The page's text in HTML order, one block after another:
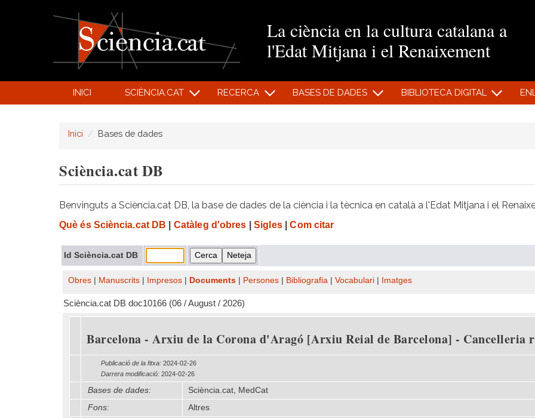
La ciència en la cultura catalana a
l'Edat Mitjana i el Renaixement
INICI SCIÈNCIA.CAT RECERCA BASES DE DADES BIBLIOTECA DIGITAL
Inici Bases de dades
Sciència.cat DB
Benvinguts a Sciència.cat DB, la base de dades de la ciència i la tècnica en català a l'Edat Mitjana i el
Què és Sciència.cat DB Catàleg d'obres Sigles| Com citar
Id Sciència.cat DB
Obres Manuscrits Impresos Documents Persones Bibliografia Vocabulari Imatges
Sciència.cat DB doc10166 (06 / August / 2026)
Barcelona - Arxiu de la Corona d'Aragó [Arxiu Reial de Barcelona] - Cancelleria
Publicació de la fitxa: 2024-02-26
Darrera modificació: 2024-02-26
Bases de dades:
Sciència.cat, MedCat
Fons:
Altres